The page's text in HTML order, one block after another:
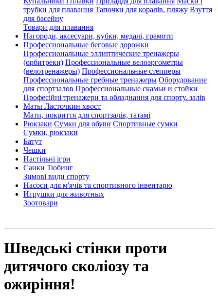
трубки для плавання Тапочки для коралів, пляжу Взуття
для басейну
Товари для плавання
Нагороди, аксесуари, кубки, медалі, грамоти
Профессиональные беговые дорожки
Профессиональные эллиптические тренажеры
(орбитреки) Профессиональные велоэргометры
(велотренажеры) Профессиональные cтепперы
Профессиональные гребные тренажеры Оборудование
для спортзалов Профессиональные скамьи и стойки
Професійні тренажери та обладнання для спорту. залів
Маты Ласточкин хвост
Мати, покриття для спортзалів, татамі
Рюкзаки Сумки для обуви Спортивные сумки
Сумки, рюкзаки
Батут
Чешки
Настільні ігри
Санки Тюбинг
Зимові види спорту
Насоси для м'ячів та спортивного інвентарю
Игрушки для животных
Зоотовари
Шведські стінки проти
дитячого сколіозу та
ожиріння!